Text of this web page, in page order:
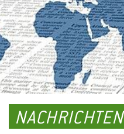
NACHRICHTEN